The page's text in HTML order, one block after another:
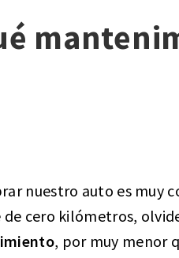
nuestro auto es muy
cero kilómetros,
, por muy menor